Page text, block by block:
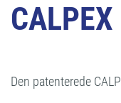
Den patenterede